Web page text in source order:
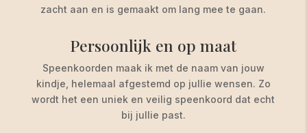
zacht aan en is gemaakt om lang mee te gaan.
Persoonlijk en op maat
Speenkoorden maak ik met de naam van jouw
kindje, helemaal afgestemd op jullie wensen. Zo
wordt het een uniek en veilig speenkoord dat echt
bij jullie past.